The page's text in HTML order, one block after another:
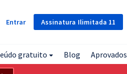
Assinatura Ilimitada 11
Entrar
gratuito Blog Aprovados